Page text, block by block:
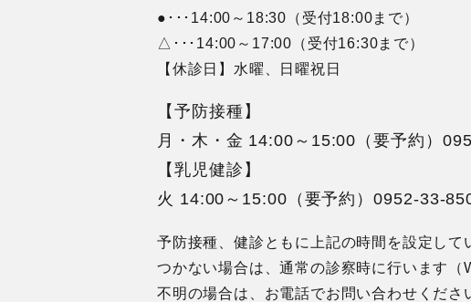
●･･･14:00～18:30（受付18:00まで）
△･･･14:00～17:00（受付16:30まで）
【休診日】水曜、日曜祝日
【予防接種】
月・木・金 14:00～15:00（要予約）
【乳児健診】
火 14:00～15:00（要予約）0952-33-
予防接種、健診ともに上記の時間を設定して
つかない場合は、通常の診察時に行います（
不明の場合は、お電話でお問い合わせくださ